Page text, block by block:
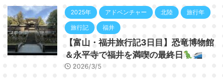
2025年 アドベンチャー 北陸 旅行年
旅行記 福井
【富山・福井旅行記3日目】恐竜博物館
＆永平寺で福井を満喫の最終日
2026/3/5